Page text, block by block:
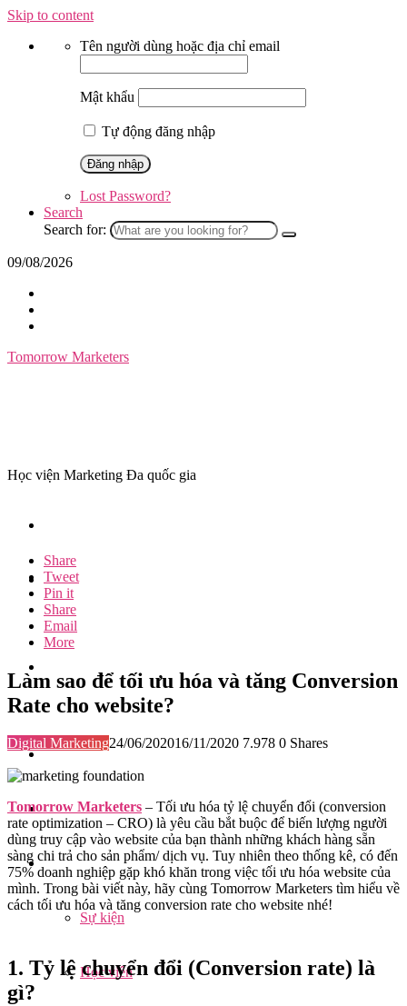
Skip to content
Tên người dùng hoặc địa chỉ email
Mật khẩu
Tự động đăng nhập
Lost Password?
Search
Search for:
09/08/2026
Tomorrow Marketers
Học viện Marketing Đa quốc gia
Sự kiện
Học viên
Share
Tweet
Pin it
Share
Email
More
Làm sao để tối ưu hóa và tăng Conversion
Rate cho website?
Digital Marketing24/06/202016/11/2020 7.978 0 Shares
Tomorrow Marketers – Tối ưu hóa tỷ lệ chuyển đổi (conversion
rate optimization – CRO) là yêu cầu bắt buộc để biến lượng người
dùng truy cập vào website của bạn thành những khách hàng sẵn
sàng chi trả cho sản phẩm/ dịch vụ. Tuy nhiên theo thống kê, có đến
75% doanh nghiệp gặp khó khăn trong việc tối ưu hóa website của
mình. Trong bài viết này, hãy cùng Tomorrow Marketers tìm hiểu về
cách tối ưu hóa và tăng conversion rate cho website nhé!
1. Tỷ lệ chuyển đổi (Conversion rate) là
gì?